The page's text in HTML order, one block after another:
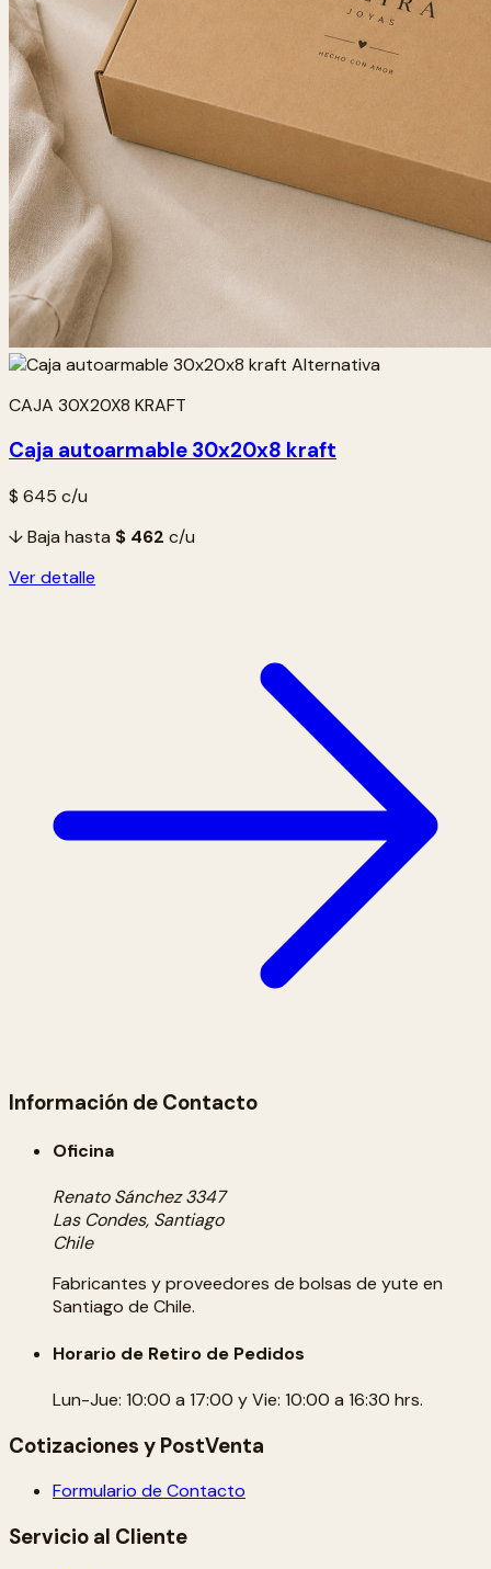
CAJA 30X20X8 KRAFT
Caja autoarmable 30x20x8 kraft
$ 645 c/u
↓ Baja hasta $ 462 c/u
Ver detalle
Información de Contacto
Oficina
Renato Sánchez 3347
Las Condes, Santiago
Chile
Fabricantes y proveedores de bolsas de yute en
Santiago de Chile.
Horario de Retiro de Pedidos
Lun-Jue: 10:00 a 17:00 y Vie: 10:00 a 16:30 hrs.
Cotizaciones y PostVenta
Formulario de Contacto
Servicio al Cliente